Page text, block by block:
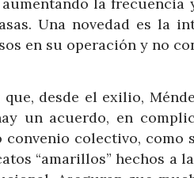
aumentando la
Una novedad es la
en su operación y no
que, desde el exilio,
un acuerdo, en
convenio colectivo, como
“amarillos” hechos a